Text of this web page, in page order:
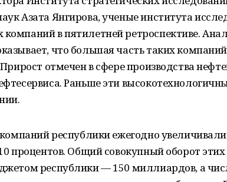
Азата Янгирова, ученые института
в пятилетней ретроспективе.
что большая часть таких
отмечен в сфере производства
Раньше эти
компаний республики ежегодно
процентов. Общий совокупный оборот
республики — 150 миллиардов, а